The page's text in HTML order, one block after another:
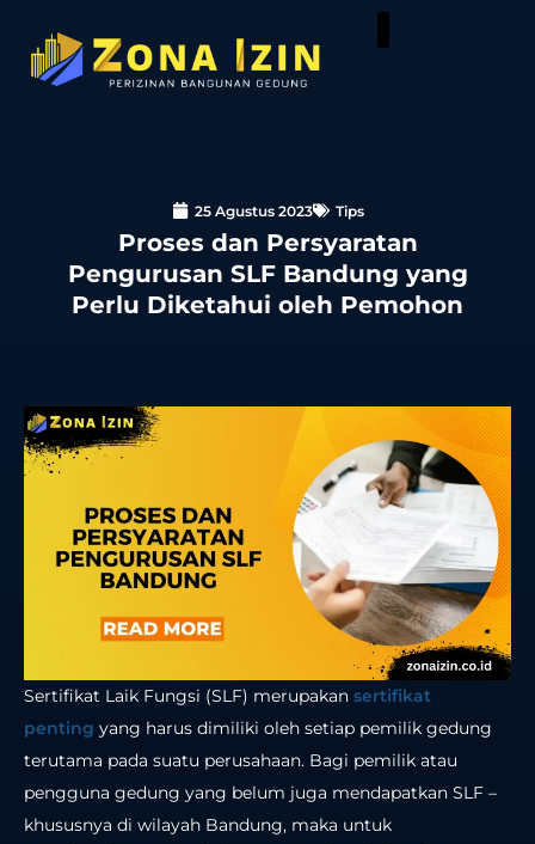
25 Agustus 2023 Tips
Proses dan Persyaratan
Pengurusan SLF Bandung yang
Perlu Diketahui oleh Pemohon
Sertifikat Laik Fungsi (SLF) merupakan sertifikat
penting yang harus dimiliki oleh setiap pemilik gedung
terutama pada suatu perusahaan. Bagi pemilik atau
pengguna gedung yang belum juga mendapatkan SLF –
khususnya di wilayah Bandung, maka untuk